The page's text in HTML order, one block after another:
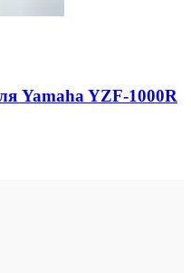
Yamaha YZF-1000R